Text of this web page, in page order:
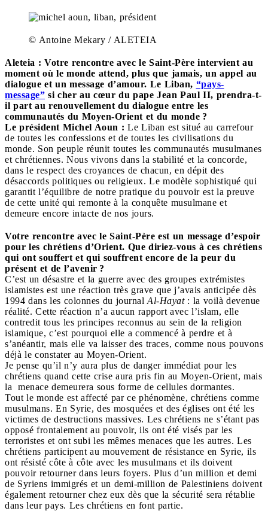
© Antoine Mekary / ALETEIA
Aleteia : Votre rencontre avec le Saint-Père intervient au
moment où le monde attend, plus que jamais, un appel au
dialogue et un message d’amour. Le Liban, “pays-
message” si cher au cœur du pape Jean Paul II, prendra-t-
il part au renouvellement du dialogue entre les
communautés du Moyen-Orient et du monde ?
Le président Michel Aoun : Le Liban est situé au carrefour
de toutes les confessions et de toutes les civilisations du
monde. Son peuple réunit toutes les communautés musulmanes
et chrétiennes. Nous vivons dans la stabilité et la concorde,
dans le respect des croyances de chacun, en dépit des
désaccords politiques ou religieux. Le modèle sophistiqué qui
garantit l’équilibre de notre pratique du pouvoir est la preuve
de cette unité qui remonte à la conquête musulmane et
demeure encore intacte de nos jours.
Votre rencontre avec le Saint-Père est un message d’espoir
pour les chrétiens d’Orient. Que diriez-vous à ces chrétiens
qui ont souffert et qui souffrent encore de la peur du
présent et de l’avenir ?
C’est un désastre et la guerre avec des groupes extrémistes
islamistes est une réaction très grave que j’avais anticipée dès
1994 dans les colonnes du journal Al-Hayat: la voilà devenue
réalité. Cette réaction n’a aucun rapport avec l’islam, elle
contredit tous les principes reconnus au sein de la religion
islamique, c’est pourquoi elle a commencé à perdre et à
s’anéantir, mais elle va laisser des traces, comme nous pouvons
déjà le constater au Moyen-Orient.
Je pense qu’il n’y aura plus de danger immédiat pour les
chrétiens quand cette crise aura pris fin au Moyen-Orient, mais
la menace demeurera sous forme de cellules dormantes.
Tout le monde est affecté par ce phénomène, chrétiens comme
musulmans. En Syrie, des mosquées et des églises ont été les
victimes de destructions massives. Les chrétiens ne s’étant pas
opposé frontalement au pouvoir, ils ont été visés par les
terroristes et ont subi les mêmes menaces que les autres. Les
chrétiens participent au mouvement de résistance en Syrie, ils
ont résisté côte à côte avec les musulmans et ils doivent
pouvoir retourner dans leurs foyers. Plus d’un million et demi
de Syriens immigrés et un demi-million de Palestiniens doivent
également retourner chez eux dès que la sécurité sera rétablie
dans leur pays. Les chrétiens en font partie.